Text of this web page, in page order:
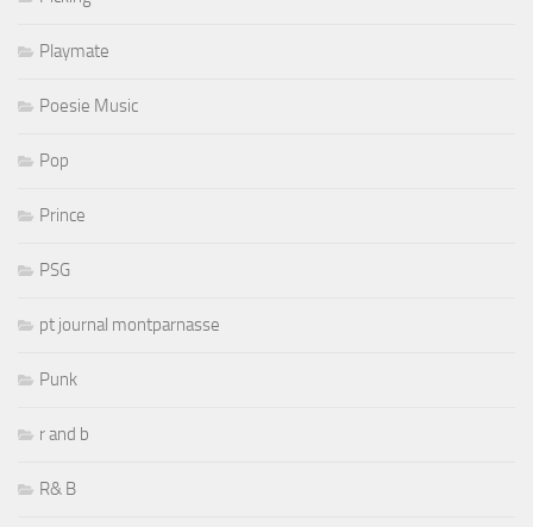
Playmate
Poesie Music
Pop
Prince
PSG
pt journal montparnasse
Punk
r and b
R& B